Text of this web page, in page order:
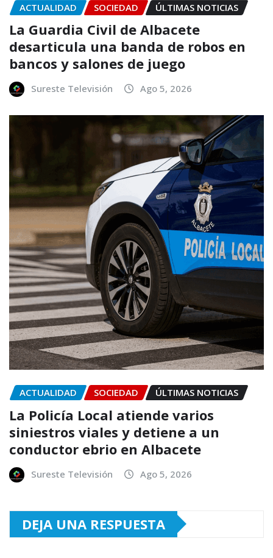
ACTUALIDAD SOCIEDAD ÚLTIMAS NOTICIAS
La Guardia Civil de Albacete
desarticula una banda de robos en
bancos y salones de juego
Sureste Televisión Ago 5, 2026
ACTUALIDAD SOCIEDAD ÚLTIMAS NOTICIAS
La Policía Local atiende varios
siniestros viales y detiene a un
conductor ebrio en Albacete
Sureste Televisión Ago 5, 2026
DEJA UNA RESPUESTA